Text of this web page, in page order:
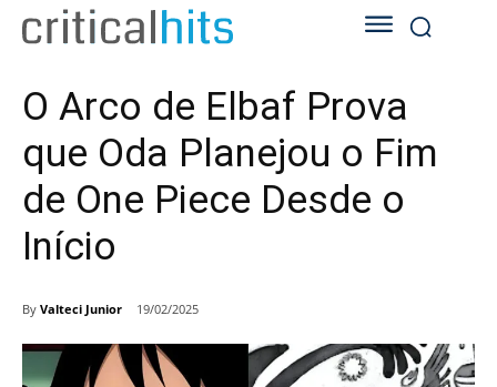
O Arco de Elbaf Prova
que Oda Planejou o Fim
de One Piece Desde o
Início
By Valteci Junior 19/02/2025